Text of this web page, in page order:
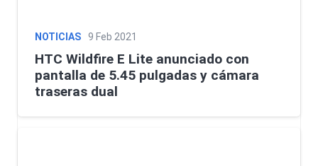
NOTICIAS 9 Feb 2021
HTC Wildfire E Lite anunciado con
pantalla de 5.45 pulgadas y cámara
traseras dual